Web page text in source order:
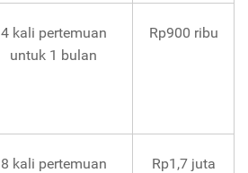
4 kali pertemuan
untuk 1 bulan
Rp900 ribu
8 kali pertemuan
Rp1,7 juta